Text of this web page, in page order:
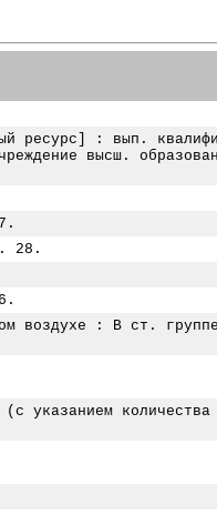
ресурс] : вып.
высш.
28.
воздухе : В ст.
указанием